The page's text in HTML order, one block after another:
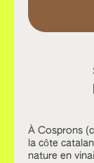
À Cosprons
la côte
nature en